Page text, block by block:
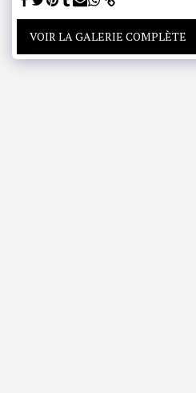
VOIR LA GALERIE COMPLÈTE